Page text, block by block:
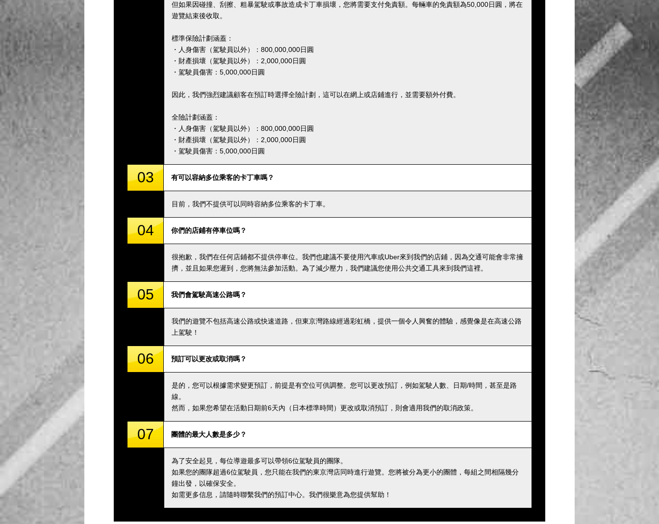
但如果因碰撞、刮擦、粗暴駕駛或事故造成卡丁車損壞，您將需要支付免責額。每輛車的免責額為50,000日圓，將在
遊覽結束後收取。
標準保險計劃涵蓋：
・人身傷害（駕駛員以外）：800,000,000日圓
・財產損壞（駕駛員以外）：2,000,000日圓
・駕駛員傷害：5,000,000日圓
因此，我們強烈建議顧客在預訂時選擇全險計劃，這可以在網上或店鋪進行，並需要額外付費。
全險計劃涵蓋：
・人身傷害（駕駛員以外）：800,000,000日圓
・財產損壞（駕駛員以外）：2,000,000日圓
・駕駛員傷害：5,000,000日圓
03 有可以容納多位乘客的卡丁車嗎？
目前，我們不提供可以同時容納多位乘客的卡丁車。
04 你們的店鋪有停車位嗎？
很抱歉，我們在任何店鋪都不提供停車位。我們也建議不要使用汽車或Uber來到我們的店鋪，因為交通可能會非常擁
擠，並且如果您遲到，您將無法參加活動。為了減少壓力，我們建議您使用公共交通工具來到我們這裡。
05 我們會駕駛高速公路嗎？
我們的遊覽不包括高速公路或快速道路，但東京灣路線經過彩虹橋，提供一個令人興奮的體驗，感覺像是在高速公路
上駕駛！
06 預訂可以更改或取消嗎？
是的，您可以根據需求變更預訂，前提是有空位可供調整。您可以更改預訂，例如駕駛人數、日期/時間，甚至是路
線。
然而，如果您希望在活動日期前6天內（日本標準時間）更改或取消預訂，則會適用我們的取消政策。
07 團體的最大人數是多少？
為了安全起見，每位導遊最多可以帶領6位駕駛員的團隊。
如果您的團隊超過6位駕駛員，您只能在我們的東京灣店同時進行遊覽。您將被分為更小的團體，每組之間相隔幾分
鐘出發，以確保安全。
如需更多信息，請隨時聯繫我們的預訂中心。我們很樂意為您提供幫助！